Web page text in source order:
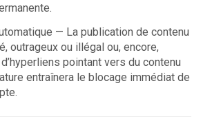
— La publication de contenu
outrageux ou illégal ou, encore,
d’hyperliens pointant vers du contenu
entraînera le blocage immédiat de